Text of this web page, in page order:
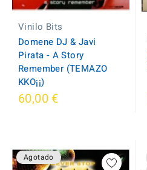
Vinilo Bits
Domene DJ & Javi
Pirata - A Story
Remember (TEMAZO
KKO¡¡)
60,00 €
Agotado